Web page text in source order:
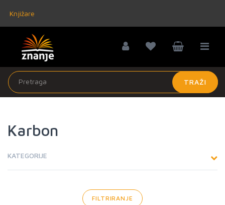
Knjižare
TRAŽI
Karbon
KATEGORIJE
FILTRIRANJE